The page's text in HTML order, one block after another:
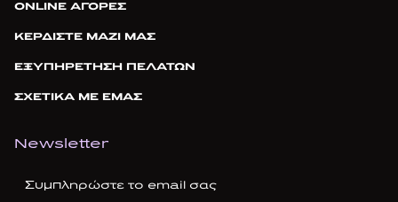
ONLINE ΑΓΟΡΕΣ
ΚΕΡΔΙΣΤΕ ΜΑΖΙ ΜΑΣ
ΕΞΥΠΗΡΕΤΗΣΗ ΠΕΛΑΤΩΝ
ΣΧΕΤΙΚΑ ΜΕ ΕΜΑΣ
Newsletter